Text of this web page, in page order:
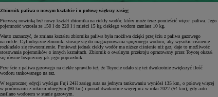
Zbiornik paliwa o nowym kształcie i o połowę większy zasięg
Pierwszą nowinką był nowy kształt zbiornika na ciekły wodór, który może teraz pomieścić więcej paliwa. Jego
pojemność wzrosła ze 150 l do 220 l i mieści 15 kg ciekłego wodoru zamiast 10 kg.
Warto zaznaczyć, że zmiana kształtu zbiornika paliwa była możliwa dzięki przejściu z paliwa gazowego
na ciekłe. Cylindryczne zbiorniki stosuje się do magazynowania sprężonego wodoru, aby wysokie ciśnienie
rozkładało się równomiernie. Ponieważ jednak ciekły wodór ma niższe ciśnienie niż gaz, daje to możliwość
stosowania pojemników o innych kształtach. Zbiornik o owalnym przekroju opracowany przez Toyotę okazał
się równie bezpieczny jak jego poprzednik.
Przejście z paliwa gazowego na ciekłe sprawiło też, że Toyocie udało się też dwukrotnie zwiększyć ilość
wodoru tankowanego na raz.
W tegorocznej edycji wyścigu Fuji 24H zasięg auta na jednym tankowaniu wyniósł 135 km, o połowę więcej
w porównaniu z rokiem ubiegłym (90 km) i ponad dwukrotnie więcej niż w roku 2022 (54 km), gdy auto
zasilano wodorem w stanie gazowym.